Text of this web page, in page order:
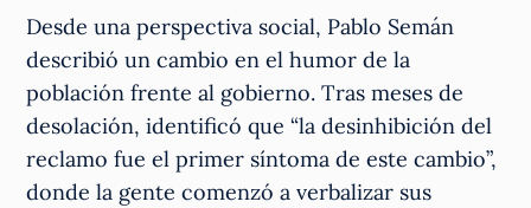
Desde una perspectiva social, Pablo Semán
describió un cambio en el humor de la
población frente al gobierno. Tras meses de
desolación, identificó que “la desinhibición del
reclamo fue el primer síntoma de este cambio”,
donde la gente comenzó a verbalizar sus